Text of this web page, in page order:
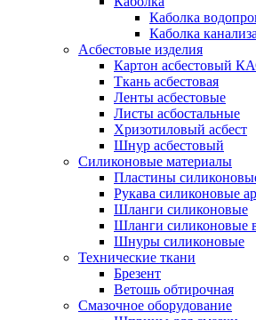
Каболка
Каболка
Асбестовые изделия
Картон асбестовый
Ткань асбестовая
Ленты асбестовые
Листы асбостальные
Хризотиловый асбеcт
Шнур асбестовый
Силиконовые материалы
Пластины
Рукава силиконовые
Шланги силиконовые
Шланги силиконовые
Шнуры силиконовые
Технические ткани
Брезент
Ветошь обтирочная
Смазочное оборудование